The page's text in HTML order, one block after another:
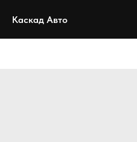
Каскад Авто